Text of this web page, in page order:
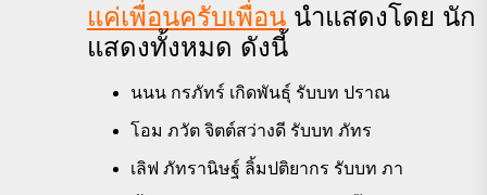
แค่เพื่อนครับเพื่อน นำแสดงโดย นัก
แสดงทั้งหมด ดังนี้
นนน กรภัทร์ เกิดพันธุ์ รับบท ปราณ
โอม ภวัต จิตต์สว่างดี รับบท ภัทร
เลิฟ ภัทรานิษฐ์ ลิ้มปติยากร รับบท ภา